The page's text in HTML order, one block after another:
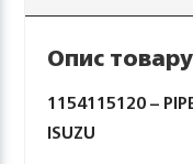
Опис товару
1154115120 –
ISUZU